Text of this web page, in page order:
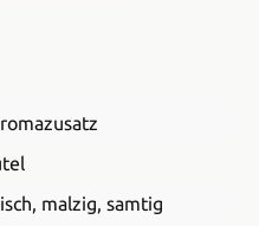
, malzig, samtig